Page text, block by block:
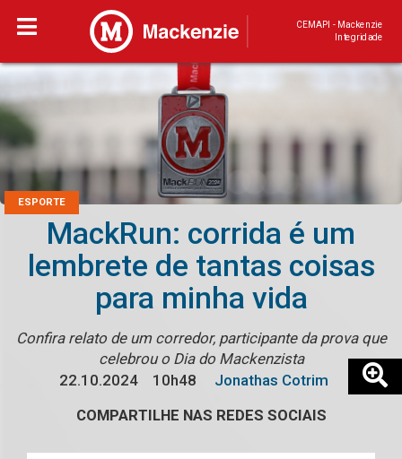
CEMAPI - Mackenzie
Integridade
ESPORTE
MackRun: corrida é um
lembrete de tantas coisas
para minha vida
Confira relato de um corredor, participante da prova que
celebrou o Dia do Mackenzista
22.10.2024
10h48
Jonathas Cotrim
COMPARTILHE NAS REDES SOCIAIS